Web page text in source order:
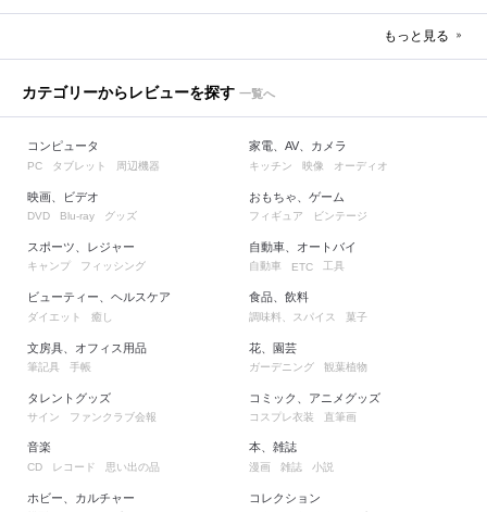
もっと見る
カテゴリーからレビューを探す 一覧へ
コンピュータ
PC タブレット 周辺機器
映画、ビデオ
DVD Blu-ray グッズ
スポーツ、レジャー
キャンプ フィッシング
ビューティー、ヘルスケア
ダイエット 癒し
文房具、オフィス用品
筆記具 手帳
タレントグッズ
サイン ファンクラブ会報
家電、AV、カメラ
キッチン 映像 オーディオ
おもちゃ、ゲーム
フィギュア ビンテージ
自動車、オートバイ
自動車 ETC 工具
食品、飲料
調味料、スパイス 菓子
花、園芸
ガーデニング 観葉植物
コミック、アニメグッズ
コスプレ衣装 直筆画
音楽
CD レコード 思い出の品
ホビー、カルチャー
本、雑誌
漫画 雑誌 小説
コレクション